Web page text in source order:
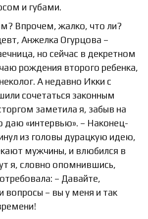
и губами.
Впрочем, жалко, что ли?
Анжелка Огурцова –
но сейчас в декретном
рождения второго ребенка,
А недавно Икки с
сочетаться законным
заметила я, забыв на
даю «интервью». – Наконец-
из головы дурацкую идею,
мужчины, и влюбился в
я, словно опомнившись,
– Давайте,
вопросы – вы у меня и так